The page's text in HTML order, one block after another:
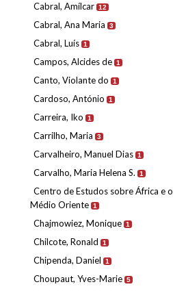
Cabral, Amílcar 12
Cabral, Ana Maria 3
Cabral, Luís 1
Campos, Alcides de 1
Canto, Violante do 1
Cardoso, António 1
Carreira, Iko 1
Carrilho, Maria 3
Carvalheiro, Manuel Dias 1
Carvalho, Maria Helena S. 1
Centro de Estudos sobre África e o
Médio Oriente 1
Chajmowiez, Monique 1
Chilcote, Ronald 1
Chipenda, Daniel 1
Choupaut, Yves-Marie 5